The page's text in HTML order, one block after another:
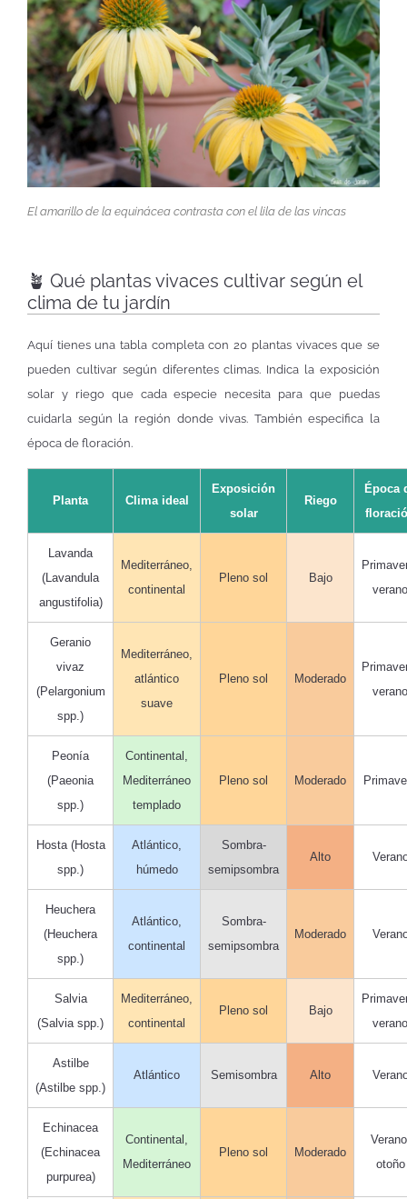
El amarillo de la equinácea contrasta con el lila de las vincas
🪴 Qué plantas vivaces cultivar según el
clima de tu jardín
Aquí tienes una tabla completa con 20 plantas vivaces que se
pueden cultivar según diferentes climas. Indica la exposición
solar y riego que cada especie necesita para que puedas
cuidarla según la región donde vivas. También especifica la
época de floración.
Planta Clima ideal
Exposición
solar
Riego
Época
Lavanda
(Lavandula
angustifolia)
Mediterráneo,
continental
Pleno sol Bajo
verano
Geranio
vivaz
(Pelargonium
spp.)
Mediterráneo,
atlántico
suave
Pleno sol Moderado
verano
Peonía
(Paeonia
spp.)
Continental,
Mediterráneo
templado
Pleno sol Moderado
Hosta (Hosta
spp.)
Atlántico,
húmedo
Sombra-
semipsombra
Alto
Heuchera
(Heuchera
spp.)
Atlántico,
continental
Sombra-
semipsombra
Moderado
Salvia
(Salvia spp.)
Mediterráneo,
continental
Pleno sol Bajo
verano
Astilbe
(Astilbe spp.)
Atlántico Semisombra Alto
Echinacea
(Echinacea
purpurea)
Continental,
Mediterráneo
Pleno sol Moderado
otoño